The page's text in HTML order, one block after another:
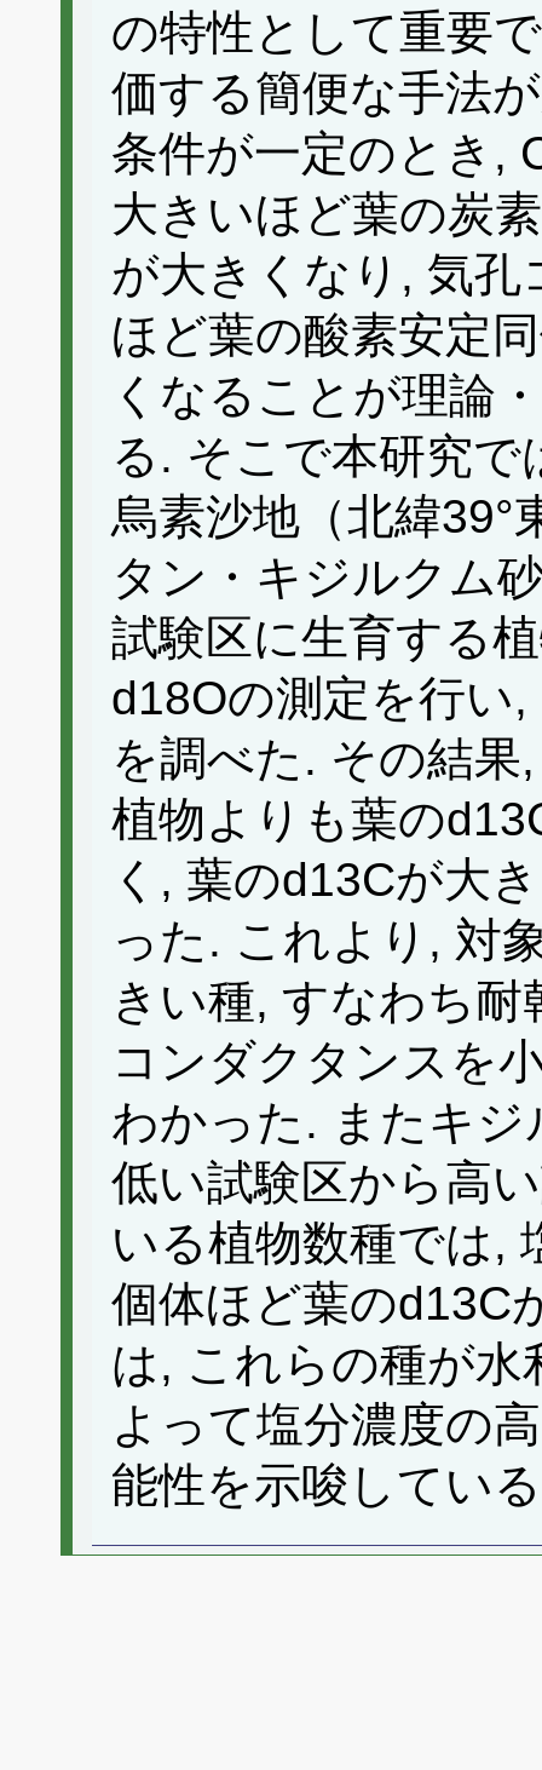
の特性として重要
価する簡便な手法
条件が一定のとき,
大きいほど葉の炭
が大きくなり, 気
ほど葉の酸素安定
くなることが理論
る. そこで本研究で
烏素沙地（北緯39°
タン・キジルクム
試験区に生育する
d18Oの測定を行い
を調べた. その結果
植物よりも葉の
く, 葉のd13Cが大
った. これより, 対
きい種, すなわち
コンダクタンスを
わかった. またキ
低い試験区から高
いる植物数種では,
個体ほど葉のd13C
は, これらの種が
よって塩分濃度の
能性を示唆してい